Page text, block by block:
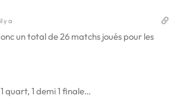
y a
un total de 26 matchs joués pour les
quart, 1 demi 1 finale…